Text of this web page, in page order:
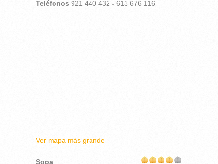
Teléfonos 921 440 432 - 613 676 116
Ver mapa más grande
Sopa